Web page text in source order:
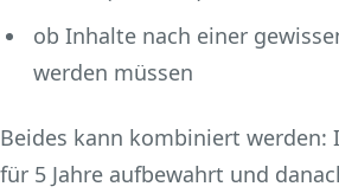
ob Inhalte nach einer
werden müssen
Beides kann kombiniert werden:
für 5 Jahre aufbewahrt und